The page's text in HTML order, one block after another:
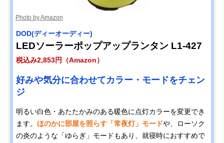
Photo by Amazon
DOD(ディーオーディー)
LEDソーラーポップアップランタン L1-427
税込み2,853円（Amazon）
好みや気分に合わせてカラー・モードをチェン
ジ
明るい白色・あたたかみのある暖色に点灯カラーを変更でき
ます。 ほのかに部屋を照らす「常夜灯」モードや、ローソク
の炎のような「ゆらぎ」モードもあり、就寝時におすすめで